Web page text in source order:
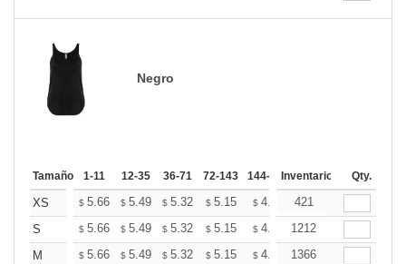
Negro
Tamaño 1-11 12-35 36-71 72-143 144-287 288 + Mas
Inventario Qty.
XS $ 5.66 $ 5.49 $ 5.32 $ 5.15 $ 4.99 $4.90
421
S
$ 5.66 $ 5.49 $ 5.32 $ 5.15 $ 4.99 $4.90
1212
M
$ 5.66 $ 5.49 $ 5.32 $ 5.15 $ 4.99 $4.90
1366